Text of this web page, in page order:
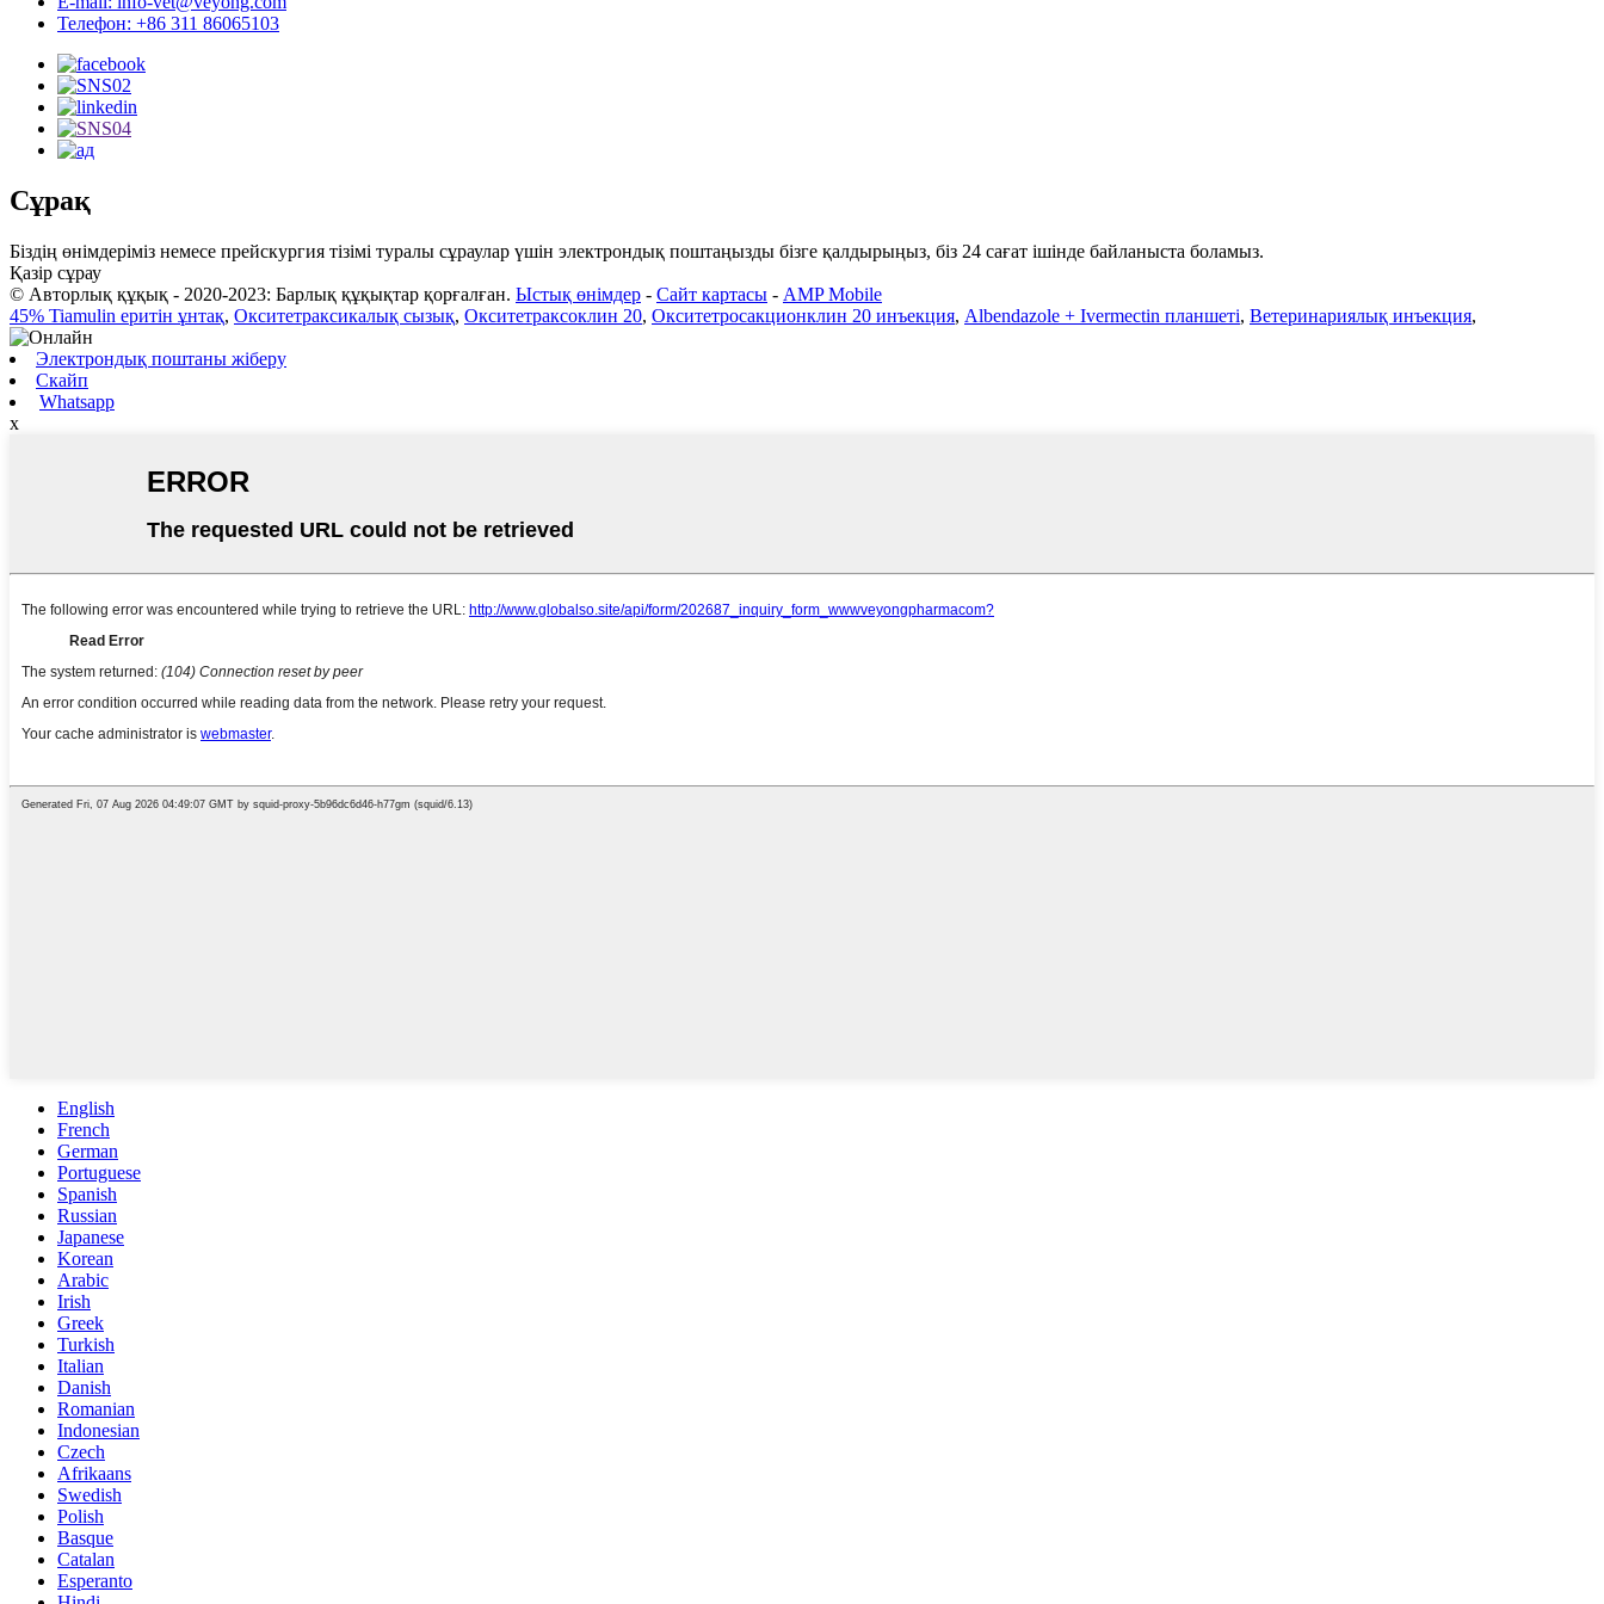
Телефон: +86 311 86065103
Сұрақ
Біздің өнімдеріміз немесе прейскургия тізімі туралы сұраулар үшін электрондық поштаңызды бізге қалдырыңыз, біз 24 сағат ішінде байланыста боламыз.
Қазір сұрау
© Авторлық құқық - 2020-2023: Барлық құқықтар қорғалған. Ыстық өнімдер - Сайт картасы - AMP Mobile
45% Tiamulin еритін ұнтақ, Окситетраксикалық сызық, Окситетраксоклин 20, Окситетросакционклин 20 инъекция, Albendazole + Ivermectin планшеті, Ветеринариялық инъекция,
Электрондық поштаны жіберу
Скайп
Whatsapp
x
English
French
German
Portuguese
Spanish
Russian
Japanese
Korean
Arabic
Irish
Greek
Turkish
Italian
Danish
Romanian
Indonesian
Czech
Afrikaans
Swedish
Polish
Basque
Catalan
Esperanto